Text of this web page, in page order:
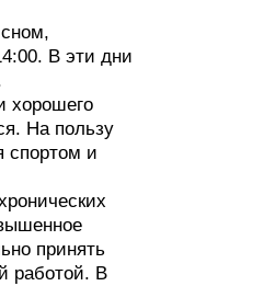
В эти дни
хорошего
На пользу
спортом и
принять
работой. В